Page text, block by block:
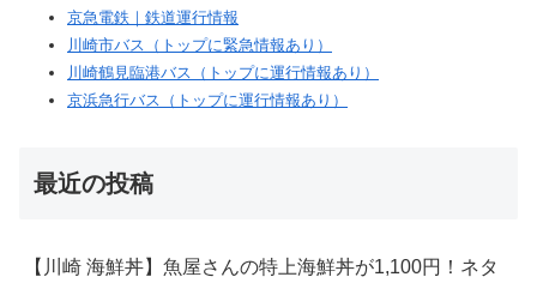
京急電鉄｜鉄道運行情報
川崎市バス（トップに緊急情報あり）
川崎鶴見臨港バス（トップに運行情報あり）
京浜急行バス（トップに運行情報あり）
最近の投稿
【川崎 海鮮丼】魚屋さんの特上海鮮丼が1,100円！ネタ